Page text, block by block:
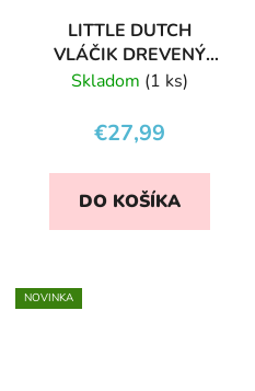
LITTLE DUTCH
VLÁČIK DREVENÝ
JEŽKO FAIRY GARDEN
Skladom (1 ks)
€27,99
DO KOŠÍKA
NOVINKA